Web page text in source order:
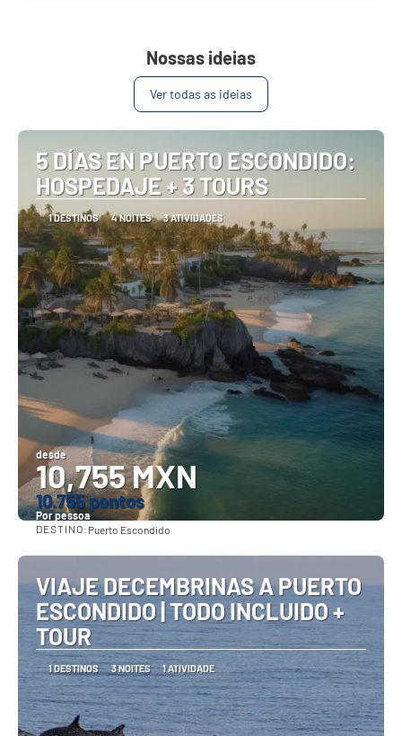
Nossas ideias
Ver todas as ideias
5 DÍAS EN PUERTO ESCONDIDO:
HOSPEDAJE + 3 TOURS
1 DESTINOS 4 NOITES 3 ATIVIDADES
desde
10,755 MXN
10.755 pontos
Por pessoa
DESTINO: Puerto Escondido
VIAJE DECEMBRINAS A PUERTO
ESCONDIDO | TODO INCLUIDO +
TOUR
1 DESTINOS 3 NOITES 1 ATIVIDADE